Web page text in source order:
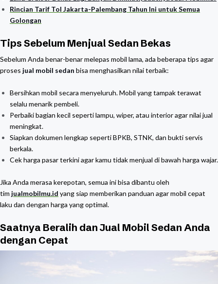
Rincian Tarif Tol Jakarta-Palembang Tahun Ini untuk Semua
Golongan
Tips Sebelum Menjual Sedan Bekas
Sebelum Anda benar-benar melepas mobil lama, ada beberapa tips agar
proses jual mobil sedan bisa menghasilkan nilai terbaik:
Bersihkan mobil secara menyeluruh. Mobil yang tampak terawat
selalu menarik pembeli.
Perbaiki bagian kecil seperti lampu, wiper, atau interior agar nilai jual
meningkat.
Siapkan dokumen lengkap seperti BPKB, STNK, dan bukti servis
berkala.
Cek harga pasar terkini agar kamu tidak menjual di bawah harga wajar.
Jika Anda merasa kerepotan, semua ini bisa dibantu oleh
tim jualmobilmu.id yang siap memberikan panduan agar mobil cepat
laku dan dengan harga yang optimal.
Saatnya Beralih dan Jual Mobil Sedan Anda
dengan Cepat